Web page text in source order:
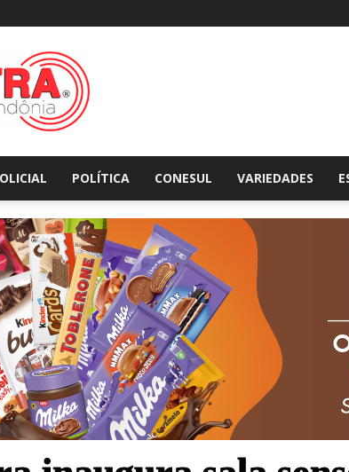
Extraderondonia.com.br
POLÍTICA CONESUL VARIEDADES